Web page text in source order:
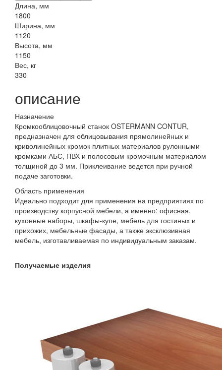
Длина, мм
1800
Ширина, мм
1120
Высота, мм
1150
Вес, кг
330
описание
Назначение
Кромкооблицовочный станок OSTERMANN CONTUR,
предназначен для облицовывания прямолинейных и
криволинейных кромок плитных материалов рулонными
кромками АБС, ПВХ и полосовым кромочным материалом
толщиной до 3 мм. Приклеивание ведется при ручной
подаче заготовки.
Область применения
Идеально подходит для применения на предприятиях по
производству корпусной мебели, а именно: офисная,
кухонные наборы, шкафы-купе, мебель для гостиных и
прихожих, мебельные фасады, а также эксклюзивная
мебель, изготавливаемая по индивидуальным заказам.
Получаемые изделия